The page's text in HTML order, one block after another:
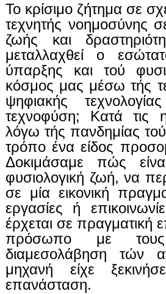
Το κρίσιμο ζήτημα σε
τεχνητής νοημοσύνης
ζωής και
μεταλλαχθεί ο
ύπαρξης και τού
κόσμος μας μέσω τής
ψηφιακής
τεχνοφύση; Κατά τις
λόγω τής πανδημίας
τρόπο ένα είδος
Δοκιμάσαμε πώς
φυσιολογική ζωή, να
σε μία εικονική
εργασίες ή
έρχεται σε
πρόσωπο με
διαμεσολάβηση τών
μηχανή είχε
επανάσταση.